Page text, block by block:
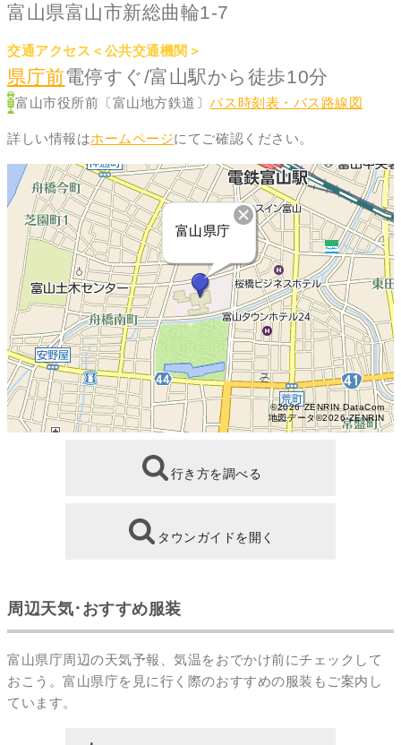
富山県富山市新総曲輪1-7
交通アクセス＜公共交通機関＞
県庁前電停すぐ/富山駅から徒歩10分
富山市役所前〔富山地方鉄道〕バス時刻表・バス路線図
詳しい情報はホームページにてご確認ください。
富山県庁
©2026 ZENRIN DataCom
地図データ©2026 ZENRIN
行き方を調べる
タウンガイドを開く
周辺天気･おすすめ服装
富山県庁周辺の天気予報、気温をおでかけ前にチェックして
おこう。富山県庁を見に行く際のおすすめの服装もご案内し
ています。